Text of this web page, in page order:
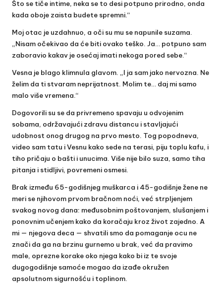
Što se tiče intime, neka se to desi potpuno prirodno, onda
kada oboje zaista budete spremni.“
Moj otac je uzdahnuo, a oči su mu se napunile suzama.
„Nisam očekivao da će biti ovako teško. Ja… potpuno sam
zaboravio kakav je osećaj imati nekoga pored sebe.“
Vesna je blago klimnula glavom. „I ja sam jako nervozna. Ne
želim da ti stvaram neprijatnost. Molim te… daj mi samo
malo više vremena.“
Dogovorili su se da privremeno spavaju u odvojenim
sobama, održavajući zdravu distancu i stavljajući
udobnost onog drugog na prvo mesto. Tog popodneva,
video sam tatu i Vesnu kako sede na terasi, piju toplu kafu, i
tiho pričaju o bašti i unucima. Više nije bilo suza, samo tiha
pitanja i stidljivi, povremeni osmesi.
Brak između 65-godišnjeg muškarca i 45-godišnje žene ne
meri se njihovom prvom bračnom noći, već strpljenjem
svakog novog dana: međusobnim poštovanjem, slušanjem i
ponovnim učenjem kako da koračaju kroz život zajedno. A
mi — njegova deca — shvatili smo da pomaganje ocu ne
znači da ga na brzinu gurnemo u brak, već da pravimo
male, oprezne korake oko njega kako bi iz te svoje
dugogodišnje samoće mogao da izađe okružen
apsolutnom sigurnošću i toplinom.